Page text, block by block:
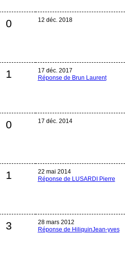
0 12 déc. 2018
1
17 déc. 2017
Réponse de Brun Laurent
0 17 déc. 2014
1
22 mai 2014
Réponse de LUSARDI Pierre
3
28 mars 2012
Réponse de HiliquinJean-yves